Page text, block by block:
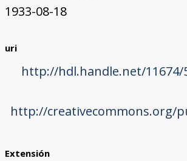
1933-08-18
uri
http://hdl.handle.net/11674/
http://creativecommons.org/
Extensión